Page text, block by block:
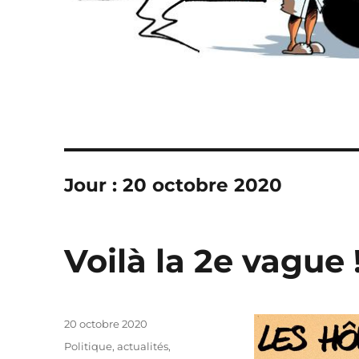
Jour :20 octobre 2020
Voilà la 2e vague
Publié
20 octobre 2020
Catégories
Politique, actualités,